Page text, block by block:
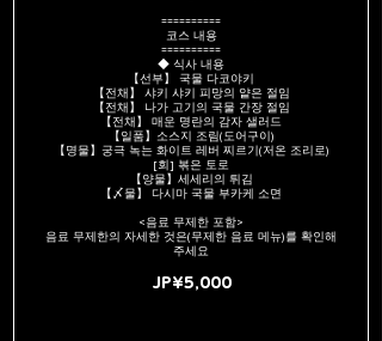
==========
코스 내용
==========
◆ 식사 내용
【선부】 국물 다코야키
【전채】 샤키 샤키 피망의 얕은 절임
【전채】 나가 고기의 국물 간장 절임
【전채】 매운 명란의 감자 샐러드
【일품】소스지 조림(도어구이)
【명물】궁극 녹는 화이트 레버 찌르기(저온 조리로)
[회] 볶은 토로
【양물】세세리의 튀김
【〆물】 다시마 국물 부카케 소면
<음료 무제한 포함>
음료 무제한의 자세한 것은(무제한 음료 메뉴)를 확인해
주세요
JP¥5,000